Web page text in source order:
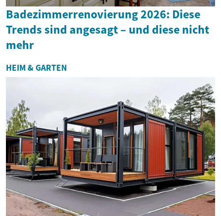
Badezimmerrenovierung 2026: Diese
Trends sind angesagt – und diese nicht
mehr
HEIM & GARTEN